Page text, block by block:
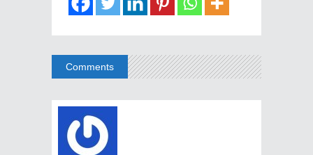
Comments